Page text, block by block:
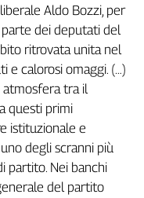
Aldo Bozzi, per
dei deputati del
ritrovata unita nel
e calorosi omaggi. (…)
atmosfera tra il
questi primi
istituzionale e
degli scranni più
partito. Nei banchi
del partito